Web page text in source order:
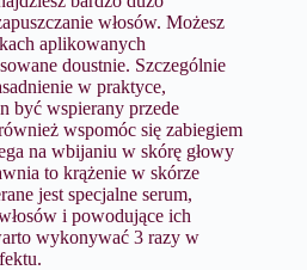
włosów. Możesz
aplikowanych
doustnie. Szczególnie
w praktyce,
być wspierany przede
wspomóc się zabiegiem
na wbijaniu w skórę głowy
to krążenie w skórze
jest specjalne serum,
i powodujące ich
wykonywać 3 razy w